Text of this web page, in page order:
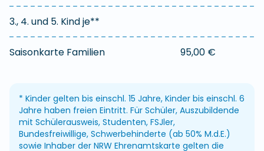
3., 4. und 5. Kind je**
Saisonkarte Familien 95,00 €
* Kinder gelten bis einschl. 15 Jahre, Kinder bis einschl. 6
Jahre haben freien Eintritt. Für Schüler, Auszubildende
mit Schülerausweis, Studenten, FSJler,
Bundesfreiwillige, Schwerbehinderte (ab 50% M.d.E.)
sowie Inhaber der NRW Ehrenamtskarte gelten die